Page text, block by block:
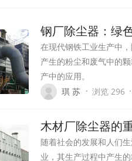
钢厂除尘器：绿
在现代钢铁工业生产中
产生的粉尘和废气中的
产中的应用。
琪 苏 · 浏览 296 ·
木材厂除尘器的
随着社会的发展和人们
业，其生产过程中产生